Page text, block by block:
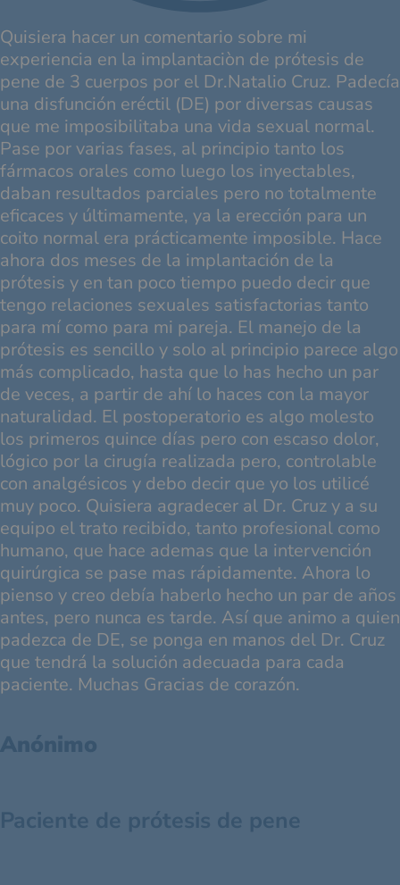
Quisiera hacer un comentario sobre mi
experiencia en la implantaciòn de prótesis de
pene de 3 cuerpos por el Dr.Natalio Cruz. Padecía
una disfunción eréctil (DE) por diversas causas
que me imposibilitaba una vida sexual normal.
Pase por varias fases, al principio tanto los
fármacos orales como luego los inyectables,
daban resultados parciales pero no totalmente
eficaces y últimamente, ya la erección para un
coito normal era prácticamente imposible. Hace
ahora dos meses de la implantación de la
prótesis y en tan poco tiempo puedo decir que
tengo relaciones sexuales satisfactorias tanto
para mí como para mi pareja. El manejo de la
prótesis es sencillo y solo al principio parece algo
más complicado, hasta que lo has hecho un par
de veces, a partir de ahí lo haces con la mayor
naturalidad. El postoperatorio es algo molesto
los primeros quince días pero con escaso dolor,
lógico por la cirugía realizada pero, controlable
con analgésicos y debo decir que yo los utilicé
muy poco. Quisiera agradecer al Dr. Cruz y a su
equipo el trato recibido, tanto profesional como
humano, que hace ademas que la intervención
quirúrgica se pase mas rápidamente. Ahora lo
pienso y creo debía haberlo hecho un par de años
antes, pero nunca es tarde. Así que animo a quien
padezca de DE, se ponga en manos del Dr. Cruz
que tendrá la solución adecuada para cada
paciente. Muchas Gracias de corazón.
Anónimo
Paciente de prótesis de pene